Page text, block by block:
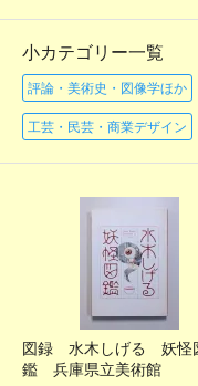
小カテゴリー一覧
評論・美術史・図像学ほか
工芸・民芸・商業デザイン
図録 水木しげる 妖怪
鑑 兵庫県立美術館